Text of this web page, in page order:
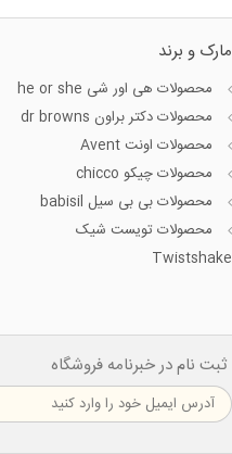
مارک و برند
محصولات هی اور شی he or she
محصولات دکتر براون dr browns
محصولات اونت Avent
محصولات چیکو chicco
محصولات بی بی سیل babisil
محصولات تویست شیک
Twistshake
ثبت نام در خبرنامه فروشگاه